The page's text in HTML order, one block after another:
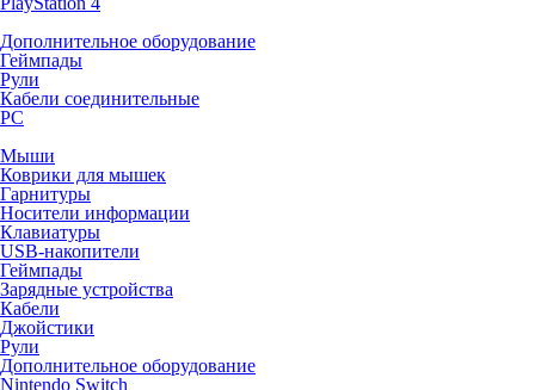
Дополнительное оборудование
Геймпады
Рули
Кабели соединительные
PC
Мыши
Коврики для мышек
Гарнитуры
Носители информации
Клавиатуры
USB-накопители
Геймпады
Зарядные устройства
Кабели
Джойстики
Рули
Дополнительное оборудование
Nintendo Switch